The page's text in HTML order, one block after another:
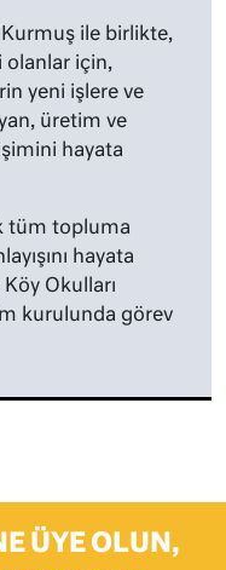
ile birlikte,
olanlar için,
yeni işlere ve
üretim ve
hayata
tüm topluma
hayata
Okulları
kurulunda görev
ÜYE OLUN,